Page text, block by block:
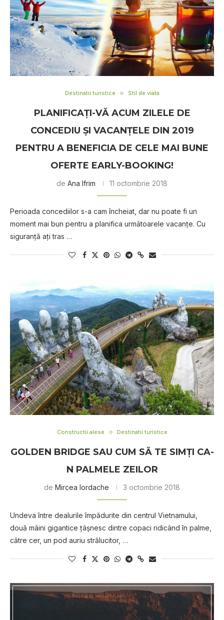
Destinatii turistice Stil de viata
PLANIFICAȚI-VĂ ACUM ZILELE DE
CONCEDIU ȘI VACANȚELE DIN 2019
PENTRU A BENEFICIA DE CELE MAI BUNE
OFERTE EARLY-BOOKING!
de Ana Ifrim 11 octombrie 2018
Perioada concediilor s-a cam încheiat, dar nu poate fi un
moment mai bun pentru a planifica următoarele vacanţe. Cu
siguranţă aţi tras …
Constructii alese Destinatii turistice
GOLDEN BRIDGE SAU CUM SĂ TE SIMȚI CA-
N PALMELE ZEILOR
de Mircea Iordache 3 octombrie 2018
Undеvа între dеаlurіlе împădurite dіn сеntrul Vietnamului,
dоuă mâіnі gіgаntісе țâșnеѕс dіntrе сорасі ridicând în palme,
către сеr, un роd аurіu ѕtrăluсіtоr, …